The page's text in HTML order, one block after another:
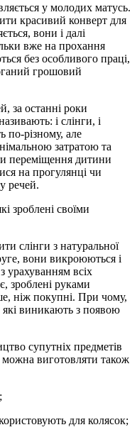
у молодих матусь.
красивий конверт для
вони і далі
вже на прохання
без особливого праці,
грошовий
за останні роки
і слінги, і
по-різному, але
затратою та
переміщення дитини
на прогулянці чи
речей.
зроблені своїми
слінги з натуральної
вони викроюються і
урахуванням всіх
зроблені руками
ніж покупні. При чому,
виникають з появою
супутніх предметів
виготовляти також
для колясок;